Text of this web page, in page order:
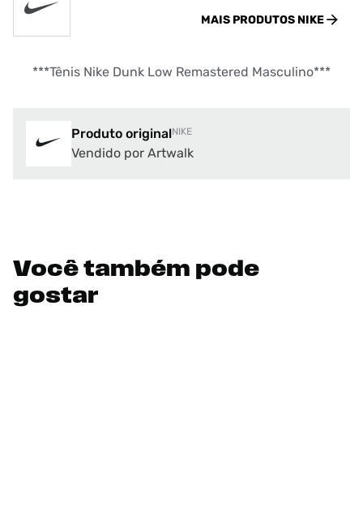
MAIS PRODUTOS NIKE
***Tênis Nike Dunk Low Remastered Masculino***
Produto originalNIKE
Vendido por Artwalk
Você também pode
gostar